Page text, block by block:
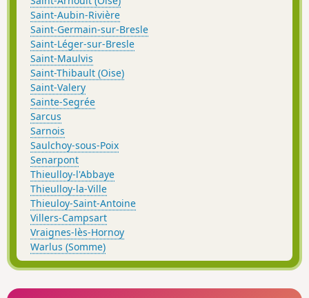
Saint-Aubin-Rivière
Saint-Germain-sur-Bresle
Saint-Léger-sur-Bresle
Saint-Maulvis
Saint-Thibault (Oise)
Saint-Valery
Sainte-Segrée
Sarcus
Sarnois
Saulchoy-sous-Poix
Senarpont
Thieulloy-l'Abbaye
Thieulloy-la-Ville
Thieuloy-Saint-Antoine
Villers-Campsart
Vraignes-lès-Hornoy
Warlus (Somme)